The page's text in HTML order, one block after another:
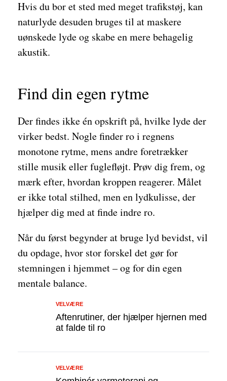
Hvis du bor et sted med meget trafikstøj, kan
naturlyde desuden bruges til at maskere
uønskede lyde og skabe en mere behagelig
akustik.
Find din egen rytme
Der findes ikke én opskrift på, hvilke lyde der
virker bedst. Nogle finder ro i regnens
monotone rytme, mens andre foretrækker
stille musik eller fuglefløjt. Prøv dig frem, og
mærk efter, hvordan kroppen reagerer. Målet
er ikke total stilhed, men en lydkulisse, der
hjælper dig med at finde indre ro.
Når du først begynder at bruge lyd bevidst, vil
du opdage, hvor stor forskel det gør for
stemningen i hjemmet – og for din egen
mentale balance.
Aftenrutiner, der hjælper hjernen med
at falde til ro
VELVÆRE
VELVÆRE